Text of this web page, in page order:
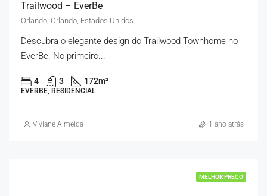
Trailwood – EverBe
Orlando, Orlando, Estados Unidos
Descubra o elegante design do Trailwood Townhome no
EverBe. No primeiro...
4 3 172m²
EVERBE, RESIDENCIAL
Viviane Almeida 1 ano atrás
MELHOR PREÇO